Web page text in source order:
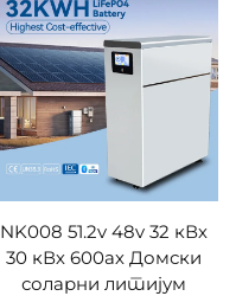
NK008 51.2v 48v 32 кВх
30 кВх 600ах Домски
соларни литијум